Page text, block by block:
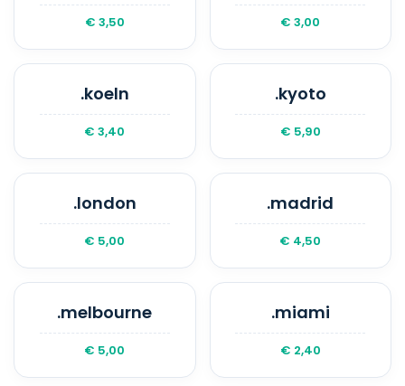
€ 3,50 € 3,00
.koeln
€ 3,40
.kyoto
€ 5,90
.london
€ 5,00
.madrid
€ 4,50
.melbourne
€ 5,00
.miami
€ 2,40